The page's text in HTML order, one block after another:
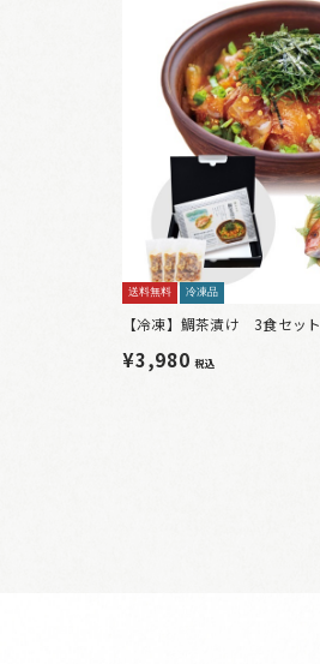
送料無料 冷凍品
【冷凍】鯛茶漬け 3食セット
¥3,980税込